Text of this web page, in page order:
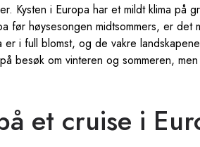
Kysten i Europa har et mildt klima på
før høysesongen midtsommers, er det
i full blomst, og de vakre
besøk om vinteren og sommeren,
et cruise i